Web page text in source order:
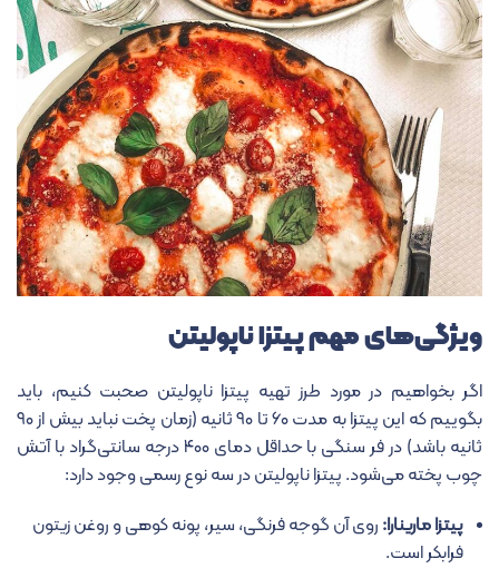
ویژگی‌های مهم پیتزا ناپولیتن
اگر بخواهیم در مورد طرز تهیه پیتزا ناپولیتن صحبت کنیم، باید
بگوییم که این پیتزا به مدت ۶۰ تا ۹۰ ثانیه (زمان پخت نباید بیش از ۹۰
ثانیه باشد) در فر سنگی با حداقل دمای ۴۰۰ درجه سانتی‌گراد با آتش
چوب پخته می‌شود. پیتزا ناپولیتن در سه نوع رسمی وجود دارد:
پیتزا مارینارا: روی آن گوجه فرنگی، سیر، پونه کوهی و روغن زیتون
فرابکر است.